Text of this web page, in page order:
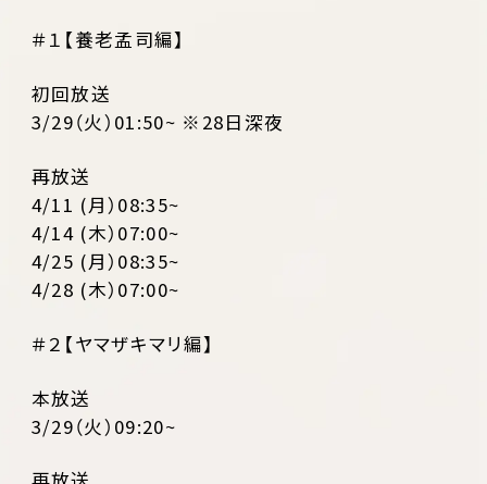
＃１【養老孟司編】
初回放送
3/29（火）01:50~ ※28日深夜
再放送
4/11 (月）08:35~
4/14 (木）07:00~
4/25 (月）08:35~
4/28 (木）07:00~
＃２【ヤマザキマリ編】
本放送
3/29（火）09:20~